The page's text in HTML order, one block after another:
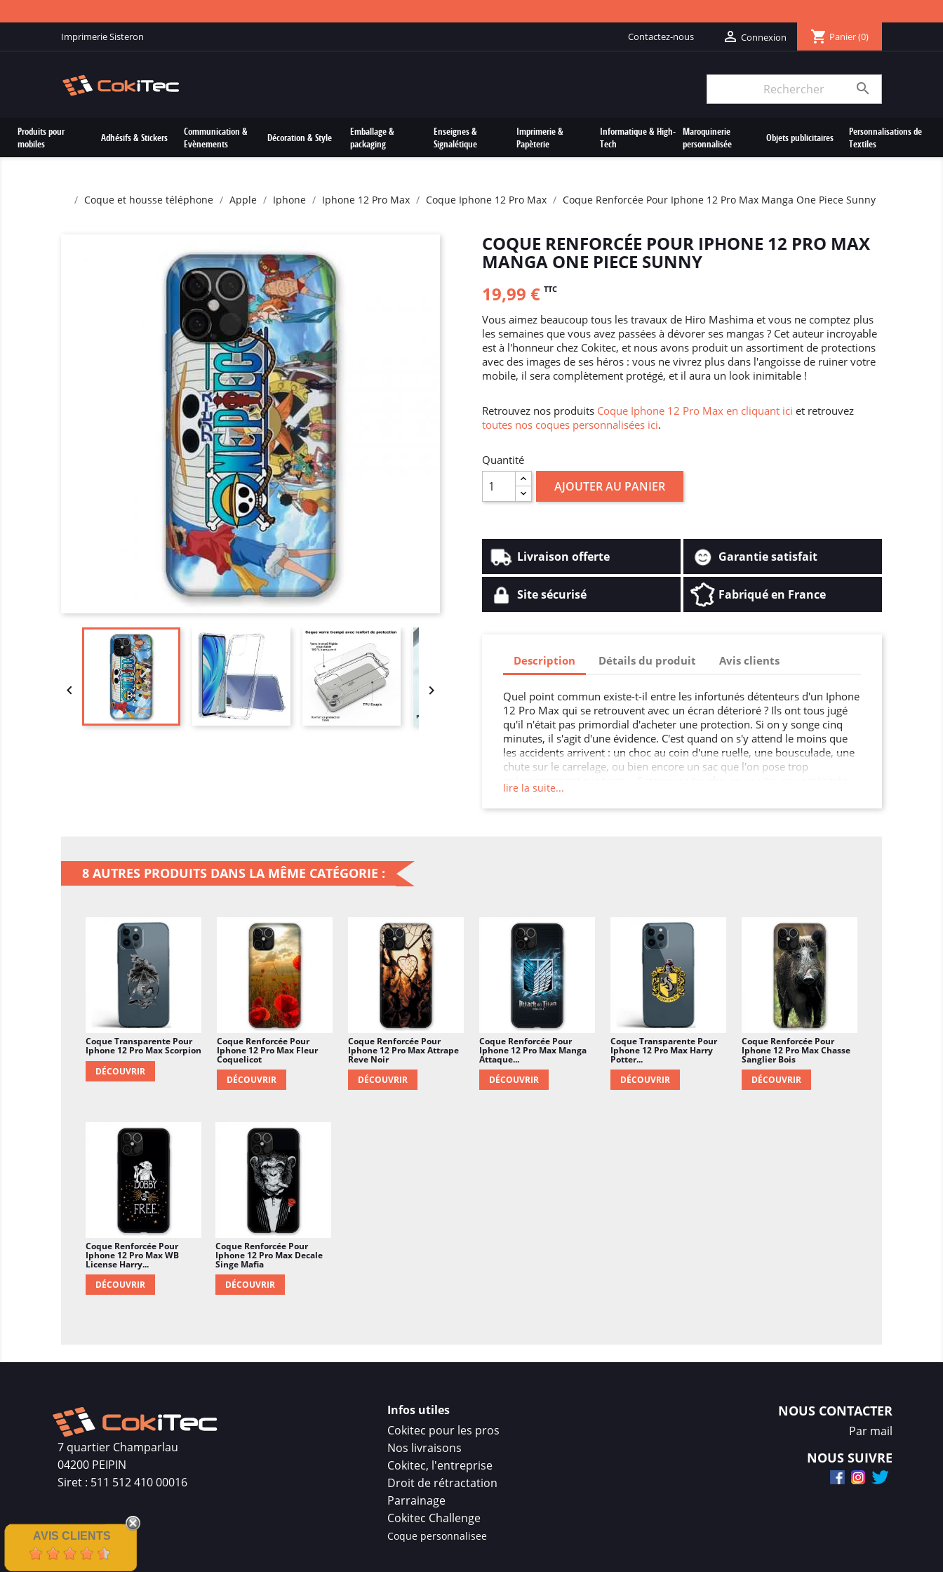
Imprimerie Sisteron Contactez-nous  Connexion shopping_cart Panier(0)

Produits pour
mobiles
Adhésifs & Stickers
Communication &
Evènements
Décoration & Style
Emballage &
packaging
Enseignes &
Signalétique
Imprimerie &
Papèterie
Informatique & High-
Tech
Maroquinerie
personnalisée
Objets publicitaires
Personnalisations de
Textiles
Coque et housse téléphone Apple Iphone Iphone 12 Pro Max Coque Iphone 12 Pro Max Coque Renforcée Pour Iphone 12 Pro Max Manga One Piece Sunny
 
COQUE RENFORCÉE POUR IPHONE 12 PRO MAX
MANGA ONE PIECE SUNNY
19,99 € TTC
Vous aimez beaucoup tous les travaux de Hiro Mashima et vous ne comptez plus
les semaines que vous avez passées à dévorer ses mangas ? Cet auteur incroyable
est à l'honneur chez Cokitec, et nous avons produit un assortiment de protections
avec des images de ses héros : vous ne vivrez plus dans l'angoisse de ruiner votre
mobile, il sera complètement protégé, et il aura un look inimitable !
Retrouvez nos produits Coque Iphone 12 Pro Max en cliquant ici et retrouvez
toutes nos coques personnalisées ici.
Quantité
AJOUTER AU PANIER
Livraison offerte Garantie satisfait
Site sécurisé Fabriqué en France
Description Détails du produit Avis clients
Quel point commun existe-t-il entre les infortunés détenteurs d'un Iphone
12 Pro Max qui se retrouvent avec un écran déterioré ? Ils ont tous jugé
qu'il n'était pas primordial d'acheter une protection. Si on y songe cinq
minutes, il s'agit d'une évidence. C'est quand on s'y attend le moins que
les accidents arrivent : un choc au coin d'une ruelle, une bousculade, une
chute sur le carrelage, ou bien encore un sac que l'on pose trop
vite ! Ce n'est pas parce que votre téléphone vous a couté très cher qu'il
est indestructible… Fêlures, bosses, touches qui vont rester bloquées, la
lire la suite...
8 AUTRES PRODUITS DANS LA MÊME CATÉGORIE :
Coque Transparente Pour
Iphone 12 Pro Max Scorpion
DÉCOUVRIR
Coque Renforcée Pour
Iphone 12 Pro Max Fleur
Coquelicot
DÉCOUVRIR
Coque Renforcée Pour
Iphone 12 Pro Max Attrape
Reve Noir
DÉCOUVRIR
Coque Renforcée Pour
Iphone 12 Pro Max Manga
Attaque...
DÉCOUVRIR
Coque Transparente Pour
Iphone 12 Pro Max Harry
Potter...
DÉCOUVRIR
Coque Renforcée Pour
Iphone 12 Pro Max Chasse
Sanglier Bois
DÉCOUVRIR
Coque Renforcée Pour
Iphone 12 Pro Max WB
License Harry...
DÉCOUVRIR
Coque Renforcée Pour
Iphone 12 Pro Max Decale
Singe Mafia
DÉCOUVRIR
7 quartier Champarlau
04200 PEIPIN
Siret : 511 512 410 00016
Infos utiles
Cokitec pour les pros
Nos livraisons
Cokitec, l'entreprise
Droit de rétractation
Parrainage
Cokitec Challenge
Coque personnalisee
NOUS CONTACTER
Par mail
NOUS SUIVRE
AVIS CLIENTS